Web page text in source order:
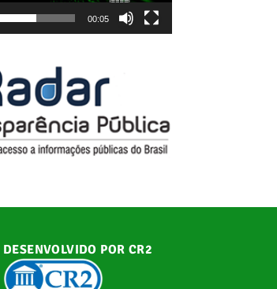
00:05
DESENVOLVIDO POR CR2